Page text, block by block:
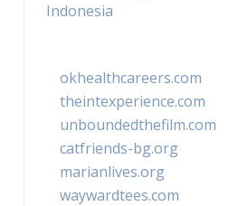
Indonesia
okhealthcareers.com
theintexperience.com
unboundedthefilm.com
catfriends-bg.org
marianlives.org
waywardtees.com